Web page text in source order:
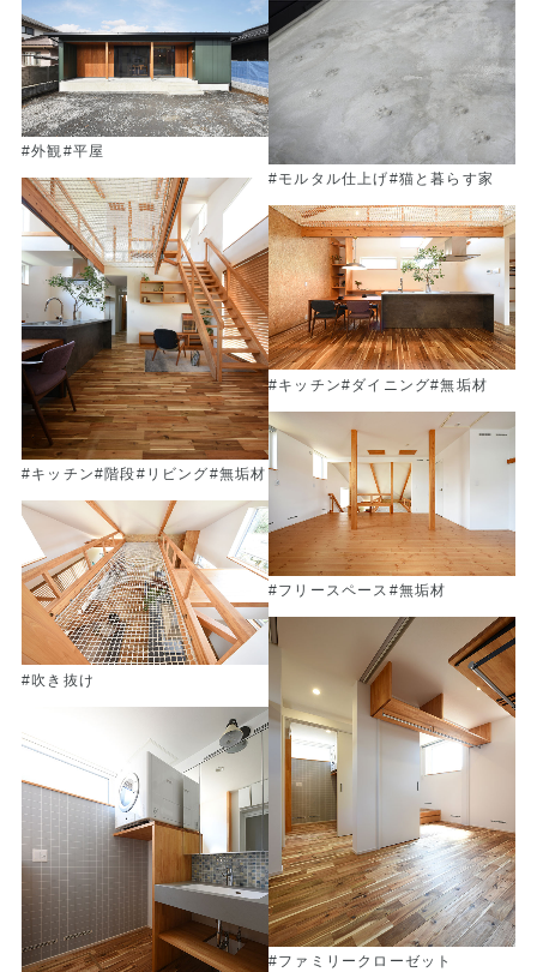
#外観 #平屋
#モルタル仕上げ#猫と暮らす家
#キッチン#階段#リビング#無垢材
#キッチン#ダイニング#無垢材
#フリースペース #無垢材
#吹き抜け
#ファミリークローゼット